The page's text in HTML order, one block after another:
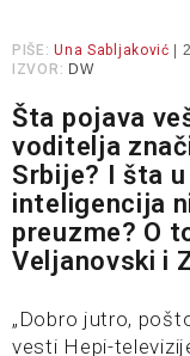
PIŠE: Una Sabljaković |
IZVOR: DW
Šta pojava
voditelja
Srbije? I šta
inteligencija
preuzme? O
Veljanovski i
„Dobro jutro,
vesti Hepi-